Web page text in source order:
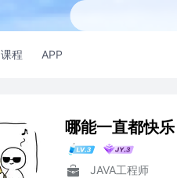
课程 APP
哪能一直都快乐
JAVA工程师